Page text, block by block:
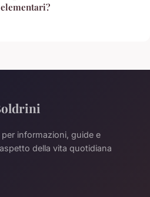
informazioni, guide e
della vita quotidiana